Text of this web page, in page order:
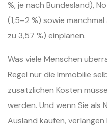
%, je nach Bundesland),
(1,5–2 %) sowie
zu 3,57 %) einplanen.
Was viele Menschen
Regel nur die Immobilie
zusätzlichen Kosten
werden. Und wenn Sie
Ausland kaufen,